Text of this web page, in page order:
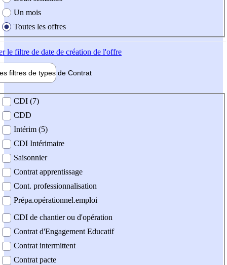
Un mois
Toutes les offres
le filtre de date de création de l'offre
filtres de types de Contrat
contrat
CDI (7)
CDD
Intérim (5)
CDI Intérimaire
Saisonnier
Contrat apprentissage
Cont. professionnalisation
Prépa.opérationnel.emploi
CDI de chantier ou d'opération
Contrat d'Engagement Educatif
Contrat intermittent
Contrat pacte